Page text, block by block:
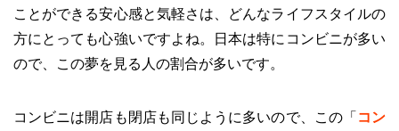
ことができる安心感と気軽さは、どんなライフスタイルの
方にとっても心強いですよね。日本は特にコンビニが多い
ので、この夢を見る人の割合が多いです。
コンビニは開店も閉店も同じように多いので、この「 コン